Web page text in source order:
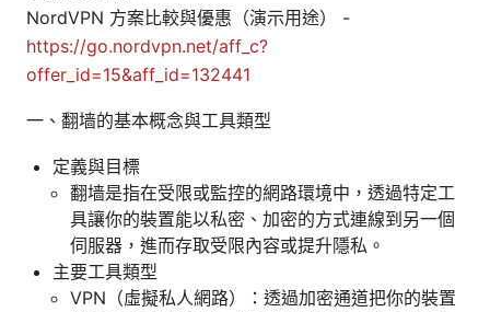
NordVPN 方案比較與優惠（演示用途） -
https://go.nordvpn.net/aff_c?
offer_id=15&aff_id=132441
一、翻墙的基本概念與工具類型
定義與目標
翻墙是指在受限或監控的網路環境中，透過特定工
具讓你的裝置能以私密、加密的方式連線到另一個
伺服器，進而存取受限內容或提升隱私。
主要工具類型
VPN（虛擬私人網路）：透過加密通道把你的裝置